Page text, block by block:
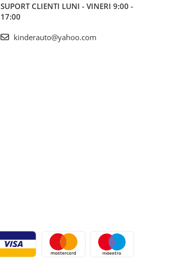
SUPORT CLIENTI LUNI - VINERI 9:00 -
17:00
kinderauto@yahoo.com